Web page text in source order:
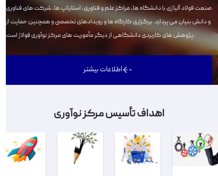
صنعت فولاد آلیاژی با دانشگاه ها، مراکز علم و فناوری، استارتاپ ها، شرکت های فناوری
و دانش بنیان می پردازد. برگزاری کارگاه ها و رویدادهای تخصصی و همچنین حمایت از
پژوهش های کاربردی دانشگاهی از دیگر مأموریت های مرکز نوآوری فولاژ است.
اطلاعات بیشتر
اهداف تأسیس مرکز نوآوری